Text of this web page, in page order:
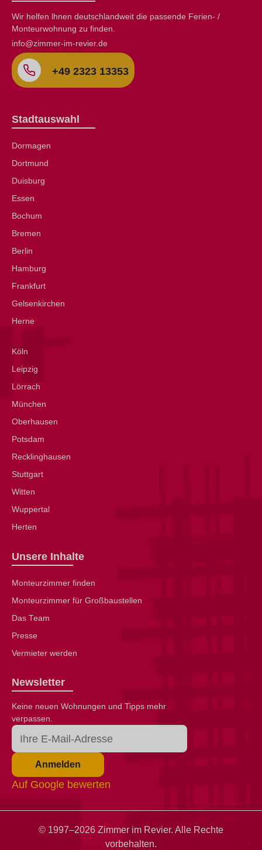
Wir helfen lhnen deutschlandweit die passende Ferien- /
Monteurwohnung zu finden.
info@zimmer-im-revier.de
+49 2323 13353
Stadtauswahl
Dormagen
Dortmund
Duisburg
Essen
Bochum
Bremen
Berlin
Hamburg
Frankfurt
Gelsenkirchen
Herne
Köln
Leipzig
Lörrach
München
Oberhausen
Potsdam
Recklinghausen
Stuttgart
Witten
Wuppertal
Herten
Unsere Inhalte
Monteurzimmer finden
Monteurzimmer für Großbaustellen
Das Team
Presse
Vermieter werden
Newsletter
Keine neuen Wohnungen und Tipps mehr
verpassen.
Anmelden
Auf Google bewerten
© 1997–2026 Zimmer im Revier. Alle Rechte
vorbehalten.